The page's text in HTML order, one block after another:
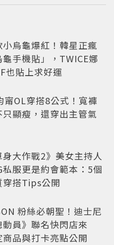
烏龜爆紅！韓星正瘋
龜手機貼」，TWICE娜
也貼上求好運
甯OL穿搭8公式！寬褲
只顯瘦，還穿出主管氣
身大作戰2》美女主持人
私服更是約會範本：5個
穿搭Tips公開
粉絲必朝聖！迪士尼
動員》聯名快閃店來
商品與打卡亮點公開